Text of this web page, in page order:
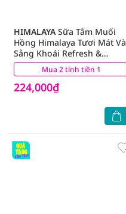
Mua 2 tính tiền 1
HIMALAYASữa Tắm Muối
Hồng Himalaya Tươi Mát Và
Sảng Khoái Refresh &
Clarify 800g
224,000₫
(7)